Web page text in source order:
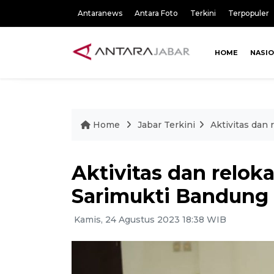
Antaranews Antara Foto Terkini Terpopuler
HOME
Home Jabar Terkini Aktivitas dan
Aktivitas dan
Sarimukti
Kamis, 24 Agustus 2023 18:38 WIB